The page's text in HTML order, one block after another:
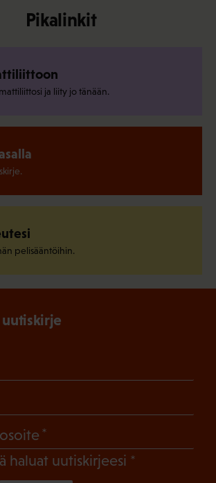
Pikalinkit
ja liity jo tänään.
pelisääntöihin.
uutiskirje
haluat uutiskirjeesi (Pakollinen)